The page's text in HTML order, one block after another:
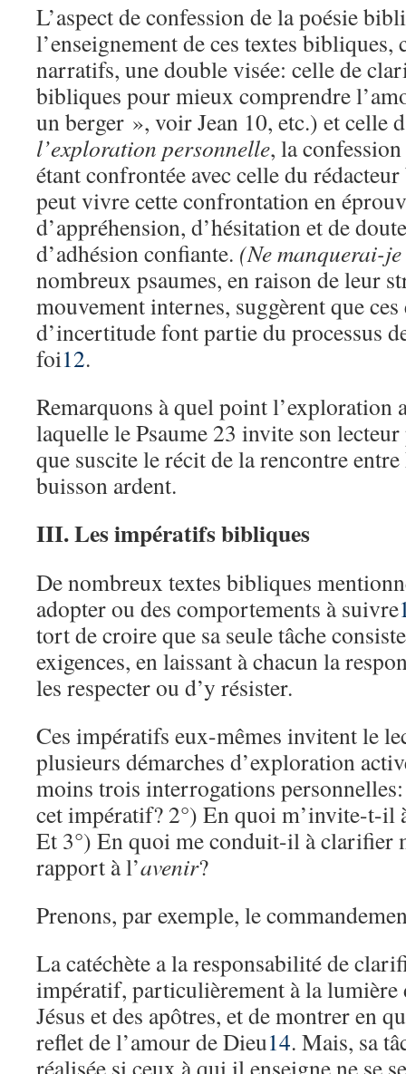
L’aspect de confession de la poésie
l’enseignement de ces textes bibliques,
narratifs, une double visée: celle de
bibliques pour mieux comprendre
un berger », voir Jean 10, etc.) et celle
l’exploration personnelle, la
étant confrontée avec celle du
peut vivre cette confrontation en
d’appréhension, d’hésitation et de
d’adhésion confiante. (Ne manquerai-
nombreux psaumes, en raison de leur
mouvement internes, suggèrent que
d’incertitude font partie du processus
foi12.
Remarquons à quel point l’exploration
laquelle le Psaume 23 invite son
que suscite le récit de la rencontre
buisson ardent.
III. Les impératifs bibliques
De nombreux textes bibliques
adopter ou des comportements à suivre
tort de croire que sa seule tâche
exigences, en laissant à chacun la
les respecter ou d’y résister.
Ces impératifs eux-mêmes invitent le
plusieurs démarches d’exploration
moins trois interrogations
cet impératif? 2°) En quoi m’invite-t-il
Et 3°) En quoi me conduit-il à clarifier
rapport à l’avenir?
Prenons, par exemple, le
La catéchète a la responsabilité de
impératif, particulièrement à la lumière
Jésus et des apôtres, et de montrer en
reflet de l’amour de Dieu14. Mais, sa
réalisée si ceux à qui il enseigne ne se